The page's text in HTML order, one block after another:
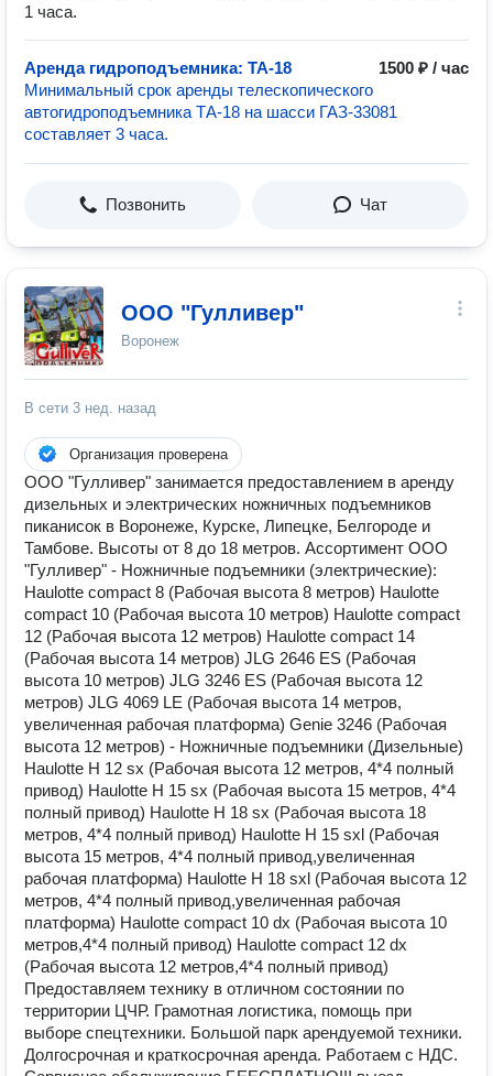
1 часа.
Аренда гидроподъемника: ТА-18
1500 ₽ / час
Минимальный срок аренды телескопического
автогидроподъемника ТА-18 на шасси ГАЗ-33081
составляет 3 часа.
Позвонить Чат
ООО "Гулливер"
Воронеж
В сети 3 нед. назад
Организация проверена
ООО "Гулливер" занимается предоставлением в аренду
дизельных и электрических ножничных подъемников
пиканисок в Воронеже, Курске, Липецке, Белгороде и
Тамбове. Высоты от 8 до 18 метров. Ассортимент ООО
"Гулливер" - Ножничные подъемники (электрические):
Haulotte compact 8 (Рабочая высота 8 метров) Haulotte
compact 10 (Рабочая высота 10 метров) Haulotte compact
12 (Рабочая высота 12 метров) Haulotte compact 14
(Рабочая высота 14 метров) JLG 2646 ES (Рабочая
высота 10 метров) JLG 3246 ES (Рабочая высота 12
метров) JLG 4069 LE (Рабочая высота 14 метров,
увеличенная рабочая платформа) Genie 3246 (Рабочая
высота 12 метров) - Ножничные подъемники (Дизельные)
Haulotte H 12 sx (Рабочая высота 12 метров, 4*4 полный
привод) Haulotte H 15 sx (Рабочая высота 15 метров, 4*4
полный привод) Haulotte H 18 sx (Рабочая высота 18
метров, 4*4 полный привод) Haulotte H 15 sxl (Рабочая
высота 15 метров, 4*4 полный привод,увеличенная
рабочая платформа) Haulotte H 18 sxl (Рабочая высота 12
метров, 4*4 полный привод,увеличенная рабочая
платформа) Haulotte compact 10 dx (Рабочая высота 10
метров,4*4 полный привод) Haulotte compact 12 dx
(Рабочая высота 12 метров,4*4 полный привод)
Предоставляем технику в отличном состоянии по
территории ЦЧР. Грамотная логистика, помощь при
выборе спецтехники. Большой парк арендуемой техники.
Долгосрочная и краткосрочная аренда. Работаем с НДС.